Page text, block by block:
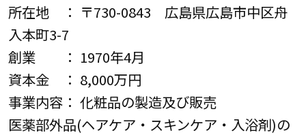
所在地 ： 〒730-0843 広島県広島市中区舟
入本町3-7
創業 ： 1970年4月
資本金 ： 8,000万円
事業内容： 化粧品の製造及び販売
医薬部外品(ヘアケア・スキンケア・入浴剤)の